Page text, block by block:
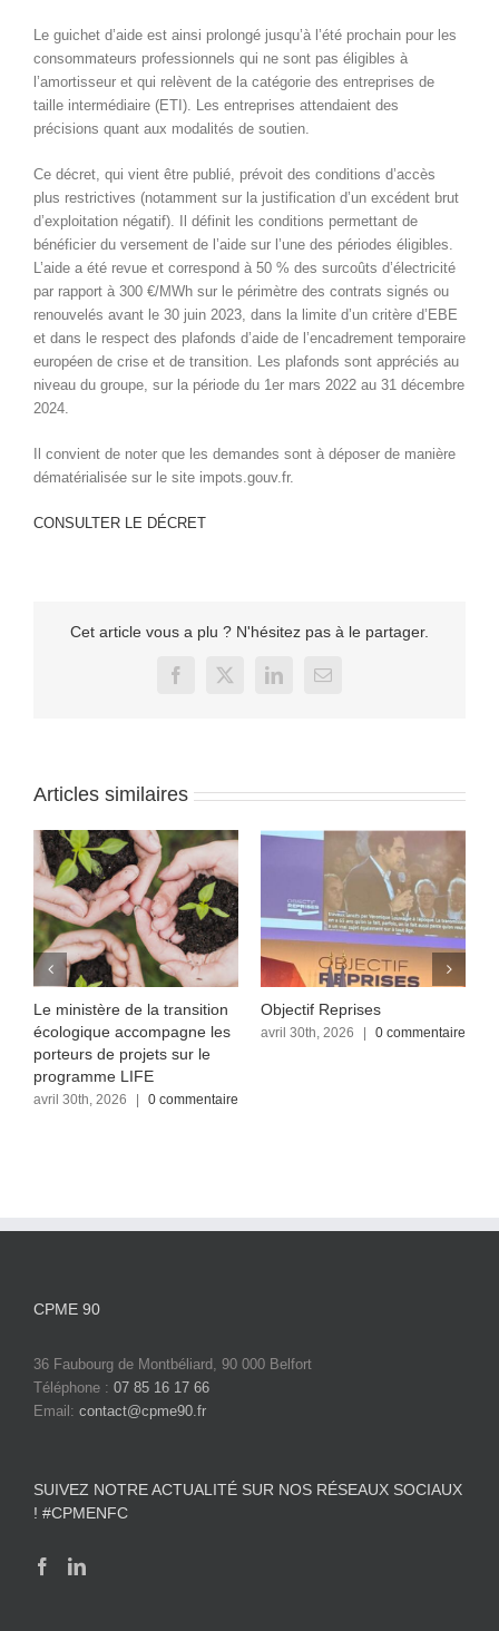
Le guichet d’aide est ainsi prolongé jusqu’à l’été prochain pour les
consommateurs professionnels qui ne sont pas éligibles à
l’amortisseur et qui relèvent de la catégorie des entreprises de
taille intermédiaire (ETI). Les entreprises attendaient des
précisions quant aux modalités de soutien.
Ce décret, qui vient être publié, prévoit des conditions d’accès
plus restrictives (notamment sur la justification d’un excédent brut
d’exploitation négatif). Il définit les conditions permettant de
bénéficier du versement de l’aide sur l’une des périodes éligibles.
L’aide a été revue et correspond à 50 % des surcoûts d’électricité
par rapport à 300 €/MWh sur le périmètre des contrats signés ou
renouvelés avant le 30 juin 2023, dans la limite d’un critère d’EBE
et dans le respect des plafonds d’aide de l’encadrement temporaire
européen de crise et de transition. Les plafonds sont appréciés au
niveau du groupe, sur la période du 1er mars 2022 au 31 décembre
2024.
Il convient de noter que les demandes sont à déposer de manière
dématérialisée sur le site impots.gouv.fr.
CONSULTER LE DÉCRET
Cet article vous a plu ? N'hésitez pas à le partager.
Facebook
X LinkedInEmail
Articles similaires
Le ministère de la transition
écologique accompagne les
porteurs de projets sur le
programme LIFE
avril 30th, 2026 | 0 commentaire
Objectif Reprises
avril 30th, 2026 | 0 commentaire
CPME 90
36 Faubourg de Montbéliard, 90 000 Belfort
Téléphone : 07 85 16 17 66
Email: contact@cpme90.fr
SUIVEZ NOTRE ACTUALITÉ SUR NOS RÉSEAUX SOCIAUX
! #CPMENFC